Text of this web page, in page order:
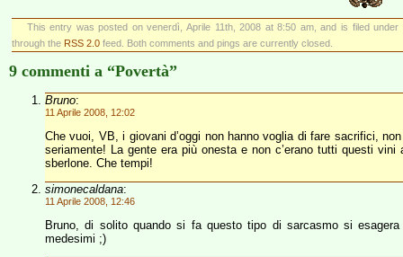
This entry was posted on venerdì, Aprile 11th, 2008 at 8:50 am, and is filed under
through the RSS 2.0 feed. Both comments and pings are currently closed.
9 commenti a “Povertà”
Bruno:
11 Aprile 2008, 12:02
Che vuoi, VB, i giovani d’oggi non hanno voglia di fare sacrifici,
seriamente! La gente era più onesta e non c’erano tutti questi
sberlone. Che tempi!
simonecaldana:
11 Aprile 2008, 12:46
Bruno, di solito quando si fa questo tipo di sarcasmo si
medesimi ;)